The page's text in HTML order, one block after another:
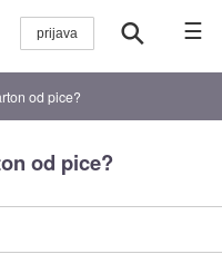
☰
od pice?
od pice?